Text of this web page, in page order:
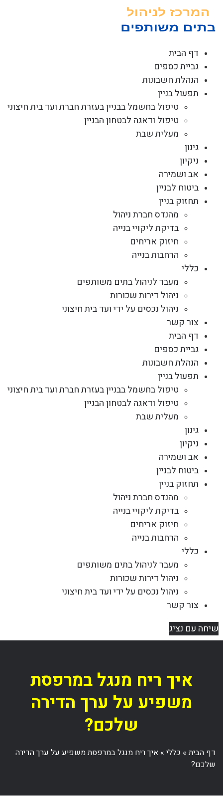
דף הבית
גביית כספים
הנהלת חשבונות
תפעול בניין
טיפול בחשמל בבניין בעזרת חברת ועד בית חיצוני
טיפול ודאגה לבטחון הבניין
מעלית שבת
גינון
ניקיון
אב ושמירה
ביטוח לבניין
תחזוק בניין
מהנדס חברת ניהול
בדיקת ליקויי בנייה
חיזוק אריחים
הרחבות בנייה
כללי
מעבר לניהול בתים משותפים
ניהול דירות שכורות
ניהול נכסים על ידי ועד בית חיצוני
צור קשר
דף הבית
גביית כספים
הנהלת חשבונות
תפעול בניין
טיפול בחשמל בבניין בעזרת חברת ועד בית חיצוני
טיפול ודאגה לבטחון הבניין
מעלית שבת
גינון
ניקיון
אב ושמירה
ביטוח לבניין
תחזוק בניין
מהנדס חברת ניהול
בדיקת ליקויי בנייה
חיזוק אריחים
הרחבות בנייה
כללי
מעבר לניהול בתים משותפים
ניהול דירות שכורות
ניהול נכסים על ידי ועד בית חיצוני
צור קשר
שיחה עם נציג
איך ריח מנגל במרפסת
משפיע על ערך הדירה
שלכם?
דף הבית» כללי» איך ריח מנגל במרפסת משפיע על ערך הדירה
שלכם?